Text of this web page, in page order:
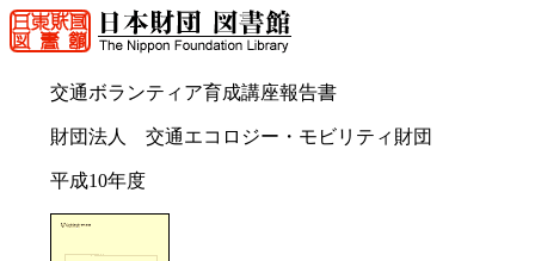
交通ボランティア育成講座報告書
財団法人 交通エコロジー・モビリティ財団
平成10年度